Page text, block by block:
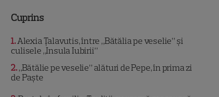
Cuprins
1 Alexia Țalavutis, între „Bătălia pe veselie” și
culisele „Insula Iubirii”
2 „Bătălie pe veselie” alături de Pepe, în prima zi
de Paște